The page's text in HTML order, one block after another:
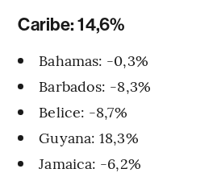
Caribe: 14,6%
Bahamas: -0,3%
Barbados: -8,3%
Belice: -8,7%
Guyana: 18,3%
Jamaica: -6,2%